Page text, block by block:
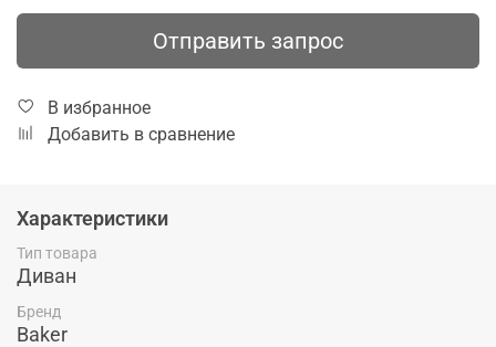
Отправить запрос
В избранное
Добавить в сравнение
Характеристики
Тип товара
Диван
Бренд
Baker